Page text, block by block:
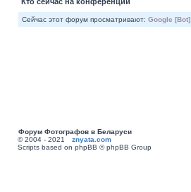
Сейчас этот форум просматривают: Google [Bot]
Форум Фотографов в Беларуси
© 2004 - 2021 znyata.com
Scripts based on phpBB © phpBB Group